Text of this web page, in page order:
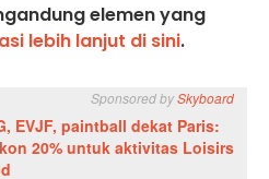
elemen yang
lebih lanjut di sini.